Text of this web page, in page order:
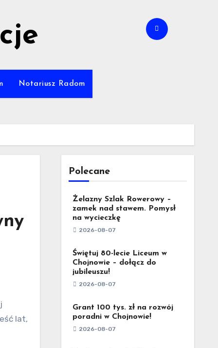
Notariusz Radom
lat,
Polecane
Żelazny Szlak Rowerowy –
zamek nad stawem. Pomysł
na wycieczkę
2026-08-07
Świętuj 80-lecie Liceum w
Chojnowie – dołącz do
jubileuszu!
2026-08-07
Grant 100 tys. zł na rozwój
poradni w Chojnowie!
2026-08-07